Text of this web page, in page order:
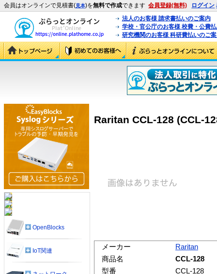
会員はオンラインで見積書(見本)を無料で作成できます 会員登録(無料) ログイン
法人のお客様 請求書払いのご案内
学校・官公庁のお客様 校費・公費
研究機関のお客様 科研費払いのご
Raritan CCL-128 (CCL-
メーカー
Raritan
商品名
CCL-128
型番
CCL-128
OpenBlocks
IoT関連